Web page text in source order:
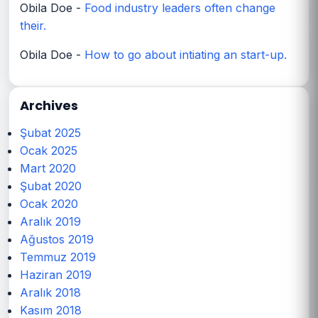
Obila Doe - Food industry leaders often change
their.
Obila Doe - How to go about intiating an start-up.
Archives
Şubat 2025
Ocak 2025
Mart 2020
Şubat 2020
Ocak 2020
Aralık 2019
Ağustos 2019
Temmuz 2019
Haziran 2019
Aralık 2018
Kasım 2018